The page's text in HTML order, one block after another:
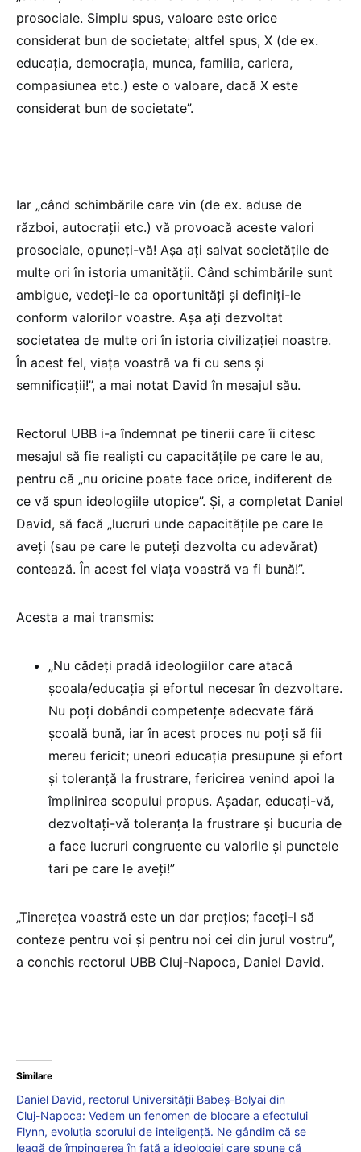
prosociale. Simplu spus, valoare este orice
considerat bun de societate; altfel spus, X (de ex.
educația, democrația, munca, familia, cariera,
compasiunea etc.) este o valoare, dacă X este
considerat bun de societate”.
Iar „când schimbările care vin (de ex. aduse de
război, autocrații etc.) vă provoacă aceste valori
prosociale, opuneți-vă! Așa ați salvat societățile de
multe ori în istoria umanității. Când schimbările sunt
ambigue, vedeți-le ca oportunități și definiți-le
conform valorilor voastre. Așa ați dezvoltat
societatea de multe ori în istoria civilizației noastre.
În acest fel, viața voastră va fi cu sens și
semnificații!”, a mai notat David în mesajul său.
Rectorul UBB i-a îndemnat pe tinerii care îi citesc
mesajul să fie realiști cu capacitățile pe care le au,
pentru că „nu oricine poate face orice, indiferent de
ce vă spun ideologiile utopice”. Și, a completat Daniel
David, să facă „lucruri unde capacitățile pe care le
aveți (sau pe care le puteți dezvolta cu adevărat)
contează. În acest fel viața voastră va fi bună!”.
Acesta a mai transmis:
„Nu cădeți pradă ideologiilor care atacă
școala/educația și efortul necesar în dezvoltare.
Nu poți dobândi competențe adecvate fără
școală bună, iar în acest proces nu poți să fii
mereu fericit; uneori educația presupune și efort
și toleranță la frustrare, fericirea venind apoi la
împlinirea scopului propus. Așadar, educați-vă,
dezvoltați-vă toleranța la frustrare și bucuria de
a face lucruri congruente cu valorile și punctele
tari pe care le aveți!”
„Tinerețea voastră este un dar prețios; faceți-l să
conteze pentru voi și pentru noi cei din jurul vostru”,
a conchis rectorul UBB Cluj-Napoca, Daniel David.
Similare
Daniel David, rectorul Universității Babeș-Bolyai din
Cluj-Napoca: Vedem un fenomen de blocare a efectului
Flynn, evoluția scorului de inteligență. Ne gândim că se
leagă de împingerea în față a ideologiei care spune că